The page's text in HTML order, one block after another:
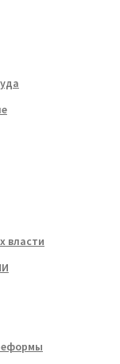
власти